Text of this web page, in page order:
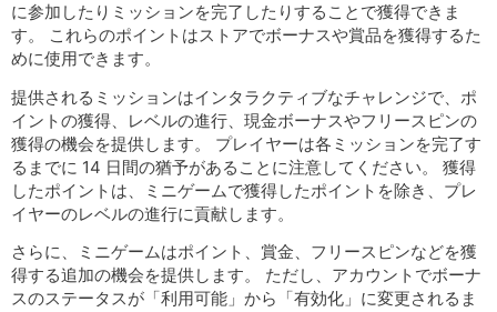
に参加したりミッションを完了したりすることで獲得できま
す。 これらのポイントはストアでボーナスや賞品を獲得するた
めに使用できます。
提供されるミッションはインタラクティブなチャレンジで、ポ
イントの獲得、レベルの進行、現金ボーナスやフリースピンの
獲得の機会を提供します。 プレイヤーは各ミッションを完了す
るまでに 14 日間の猶予があることに注意してください。 獲得
したポイントは、ミニゲームで獲得したポイントを除き、プレ
イヤーのレベルの進行に貢献します。
さらに、ミニゲームはポイント、賞金、フリースピンなどを獲
得する追加の機会を提供します。 ただし、アカウントでボーナ
スのステータスが「利用可能」から「有効化」に変更されるま